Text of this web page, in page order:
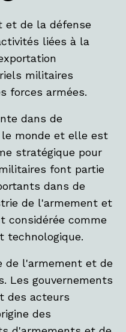
et de la défense
liées à la
militaires
forces armées.
dans de
monde et elle est
stratégique pour
font partie
dans de
de l'armement et
considérée comme
technologique.
de l'armement et de
Les gouvernements
des acteurs
des